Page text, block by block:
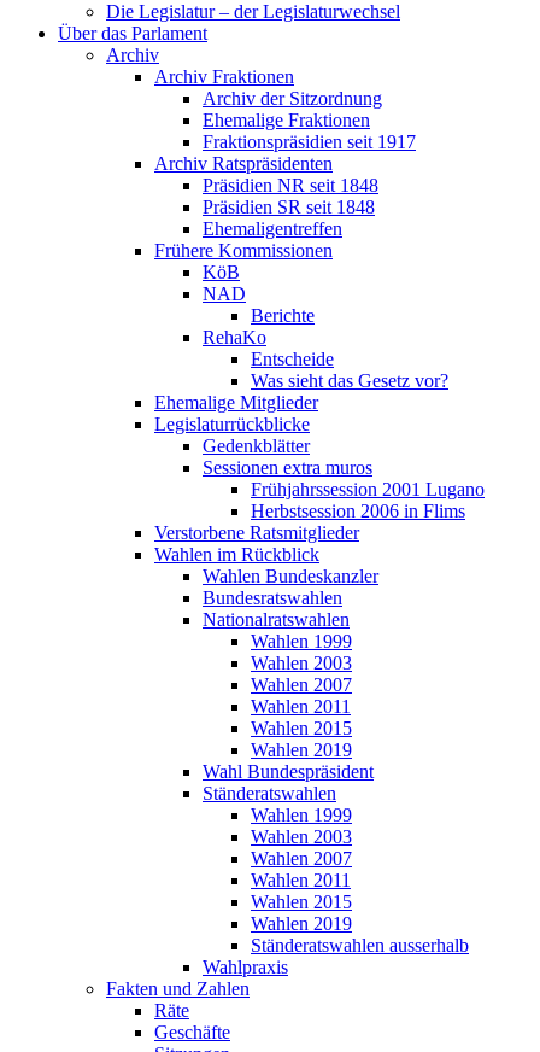
Die Legislatur – der Legislaturwechsel
Über das Parlament
Archiv
Archiv Fraktionen
Archiv der Sitzordnung
Ehemalige Fraktionen
Fraktionspräsidien seit 1917
Archiv Ratspräsidenten
Präsidien NR seit 1848
Präsidien SR seit 1848
Ehemaligentreffen
Frühere Kommissionen
KöB
NAD
Berichte
RehaKo
Entscheide
Was sieht das Gesetz vor?
Ehemalige Mitglieder
Legislaturrückblicke
Gedenkblätter
Sessionen extra muros
Frühjahrssession 2001 Lugano
Herbstsession 2006 in Flims
Verstorbene Ratsmitglieder
Wahlen im Rückblick
Wahlen Bundeskanzler
Bundesratswahlen
Nationalratswahlen
Wahlen 1999
Wahlen 2003
Wahlen 2007
Wahlen 2011
Wahlen 2015
Wahlen 2019
Wahl Bundespräsident
Ständeratswahlen
Wahlen 1999
Wahlen 2003
Wahlen 2007
Wahlen 2011
Wahlen 2015
Wahlen 2019
Ständeratswahlen ausserhalb
Wahlpraxis
Fakten und Zahlen
Räte
Geschäfte